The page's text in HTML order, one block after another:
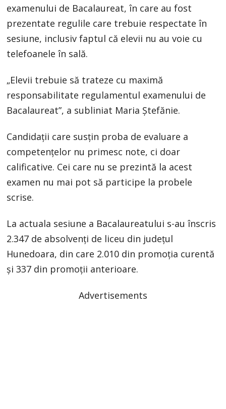
examenului de Bacalaureat, în care au fost
prezentate regulile care trebuie respectate în
sesiune, inclusiv faptul că elevii nu au voie cu
telefoanele în sală.
„Elevii trebuie să trateze cu maximă
responsabilitate regulamentul examenului de
Bacalaureat”, a subliniat Maria Ştefănie.
Candidaţii care susţin proba de evaluare a
competenţelor nu primesc note, ci doar
calificative. Cei care nu se prezintă la acest
examen nu mai pot să participe la probele
scrise.
La actuala sesiune a Bacalaureatului s-au înscris
2.347 de absolvenţi de liceu din judeţul
Hunedoara, din care 2.010 din promoţia curentă
şi 337 din promoţii anterioare.
Advertisements